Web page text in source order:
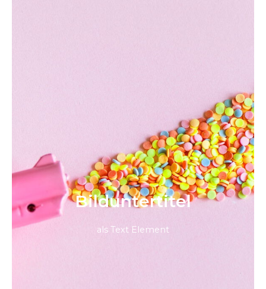
Bild­unter­titel
als Text Element